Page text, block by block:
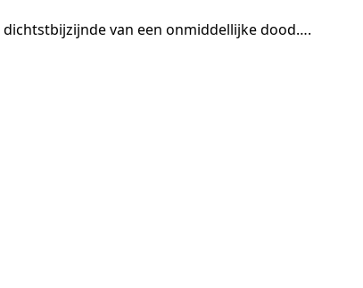
van een onmiddellijke dood….